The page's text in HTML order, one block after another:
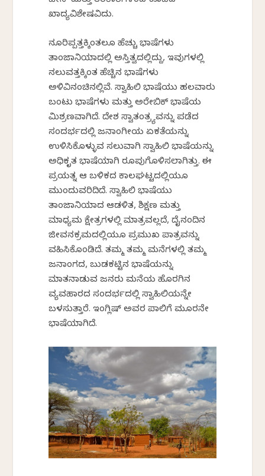
ಖಾದ್ಯವಿಶೇಷವಿದು.
ನೂರಿಪ್ಪತ್ತಕ್ಕಿಂತಲೂ ಹೆಚ್ಚು ಭಾಷೆಗಳು
ತಾಂಜಾನಿಯಾದಲ್ಲಿ ಅಸ್ತಿತ್ವದಲ್ಲಿದ್ದು, ಇವುಗಳಲ್ಲಿ
ನಲುವತ್ತಕ್ಕಿಂತ ಹೆಚ್ಚಿನ ಭಾಷೆಗಳು
ಅಳಿವಿನಂಚಿನಲ್ಲಿವೆ. ಸ್ವಾಹಿಲಿ ಭಾಷೆಯು ಹಲವಾರು
ಬಂಟು ಭಾಷೆಗಳು ಮತ್ತು ಅರೇಬಿಕ್ ಭಾಷೆಯ
ಮಿಶ್ರಣವಾಗಿದೆ. ದೇಶ ಸ್ವಾತಂತ್ರ್ಯವನ್ನು ಪಡೆದ
ಸಂದರ್ಭದಲ್ಲಿ ಜನಾಂಗೀಯ ಏಕತೆಯನ್ನು
ಉಳಿಸಿಕೊಳ್ಳುವ ಸಲುವಾಗಿ ಸ್ವಾಹಿಲಿ ಭಾಷೆಯನ್ನು
ಅಧಿಕೃತ ಭಾಷೆಯಾಗಿ ರೂಪುಗೊಳಿಸಲಾಗಿತ್ತು. ಈ
ಪ್ರಯತ್ನ ಆ ಬಳಿಕದ ಕಾಲಘಟ್ಟದಲ್ಲಿಯೂ
ಮುಂದುವರಿದಿದೆ. ಸ್ವಾಹಿಲಿ ಭಾಷೆಯು
ತಾಂಜಾನಿಯಾದ ಆಡಳಿತ, ಶಿಕ್ಷಣ ಮತ್ತು
ಮಾಧ್ಯಮ ಕ್ಷೇತ್ರಗಳಲ್ಲಿ ಮಾತ್ರವಲ್ಲದೆ, ದೈನಂದಿನ
ಜೀವನಕ್ರಮದಲ್ಲಿಯೂ ಪ್ರಮುಖ ಪಾತ್ರವನ್ನು
ವಹಿಸಿಕೊಂಡಿದೆ. ತಮ್ಮ ತಮ್ಮ ಮನೆಗಳಲ್ಲಿ ತಮ್ಮ
ಜನಾಂಗದ, ಬುಡಕಟ್ಟಿನ ಭಾಷೆಯನ್ನು
ಮಾತನಾಡುವ ಜನರು ಮನೆಯ ಹೊರಗಿನ
ವ್ಯವಹಾರದ ಸಂದರ್ಭದಲ್ಲಿ ಸ್ವಾಹಿಲಿಯನ್ನೇ
ಬಳಸುತ್ತಾರೆ. ಇಂಗ್ಲಿಷ್ ಅವರ ಪಾಲಿಗೆ ಮೂರನೇ
ಭಾಷೆಯಾಗಿದೆ.